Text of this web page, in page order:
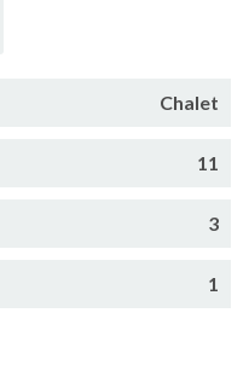
Chalet
11
3
1